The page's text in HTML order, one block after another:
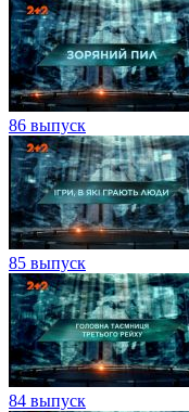
86 выпуск
85 выпуск
84 выпуск